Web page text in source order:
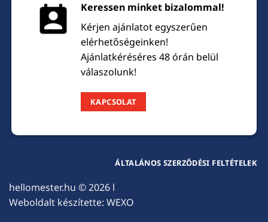
Keressen minket bizalommal!
Kérjen ajánlatot egyszerűen
elérhetőségeinken!
Ajánlatkéréséres 48 órán belül
válaszolunk!
KAPCSOLAT
hellomester.hu © 2026 l
Weboldalt készítette: WEXO
ÁLTALÁNOS SZERZŐDÉSI FELTÉTELEK